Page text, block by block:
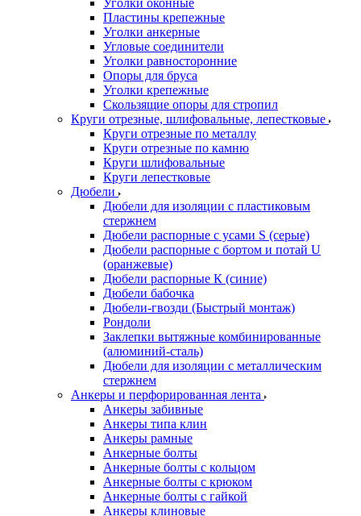
Уголки оконные
Пластины крепежные
Уголки анкерные
Угловые соединители
Уголки равносторонние
Опоры для бруса
Уголки крепежные
Скользящие опоры для стропил
Круги отрезные, шлифовальные, лепестковые
Круги отрезные по металлу
Круги отрезные по камню
Круги шлифовальные
Круги лепестковые
Дюбели
Дюбели для изоляции с пластиковым
стержнем
Дюбели распорные с усами S (серые)
Дюбели распорные c бортом и потай U
(оранжевые)
Дюбели распорные К (синие)
Дюбели бабочка
Дюбели-гвозди (Быстрый монтаж)
Рондоли
Заклепки вытяжные комбинированные
(алюминий-сталь)
Дюбели для изоляции с металлическим
стержнем
Анкеры и перфорированная лента
Анкеры забивные
Анкеры типа клин
Анкеры рамные
Анкерные болты
Анкерные болты с кольцом
Анкерные болты с крюком
Анкерные болты с гайкой
Анкеры клиновые